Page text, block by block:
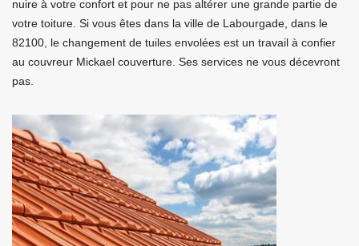
nuire à votre confort et pour ne pas altérer une grande partie de
votre toiture. Si vous êtes dans la ville de Labourgade, dans le
82100, le changement de tuiles envolées est un travail à confier
au couvreur Mickael couverture. Ses services ne vous décevront
pas.